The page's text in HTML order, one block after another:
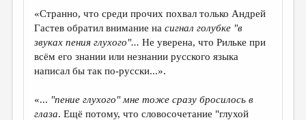
«Странно, что среди прочих похвал только Андрей
Гастев обратил внимание насигнал голубке "в
звуках пения глухого"... Не уверена, что Рильке при
всём его знании или незнании русского языка
написал бы так по-русски...».
«... "пение глухого" мне тоже сразу бросилось в
глаза. Ещё потому, что словосочетание "глухой